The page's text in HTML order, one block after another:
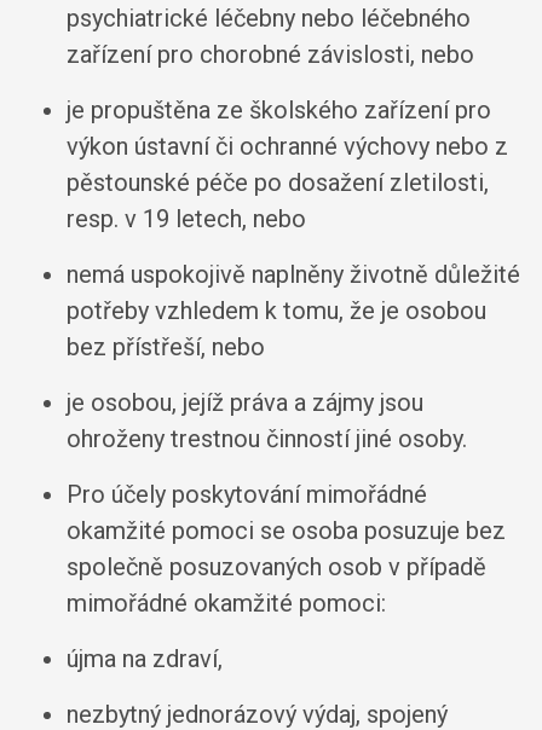
psychiatrické léčebny nebo léčebného
zařízení pro chorobné závislosti, nebo
je propuštěna ze školského zařízení pro
výkon ústavní či ochranné výchovy nebo z
pěstounské péče po dosažení zletilosti,
resp. v 19 letech, nebo
nemá uspokojivě naplněny životně důležité
potřeby vzhledem k tomu, že je osobou
bez přístřeší, nebo
je osobou, jejíž práva a zájmy jsou
ohroženy trestnou činností jiné osoby.
Pro účely poskytování mimořádné
okamžité pomoci se osoba posuzuje bez
společně posuzovaných osob v případě
mimořádné okamžité pomoci:
újma na zdraví,
nezbytný jednorázový výdaj, spojený